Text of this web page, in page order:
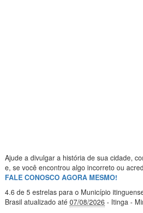
Ajude a divulgar a história de sua cidade,
e, se você encontrou algo incorreto ou
FALE CONOSCO AGORA MESMO!
4.6 de 5 estrelas para o Município
Brasil atualizado até 07/08/2026 - Itinga -